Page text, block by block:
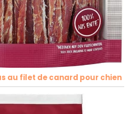
au filet de canard pour chien